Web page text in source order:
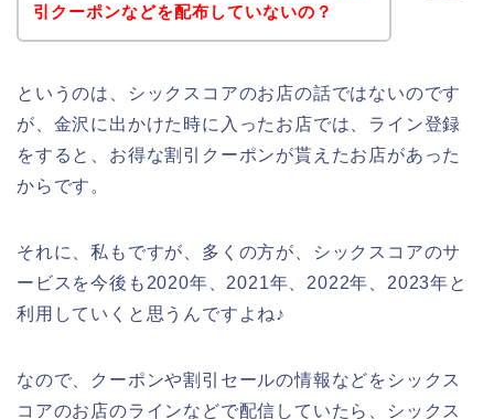
引クーポンなどを配布していないの？
というのは、シックスコアのお店の話ではないのです
が、金沢に出かけた時に入ったお店では、ライン登録
をすると、お得な割引クーポンが貰えたお店があった
からです。
それに、私もですが、多くの方が、シックスコアのサ
ービスを今後も2020年、2021年、2022年、2023年と
利用していくと思うんですよね♪
なので、クーポンや割引セールの情報などをシックス
コアのお店のラインなどで配信していたら、シックス